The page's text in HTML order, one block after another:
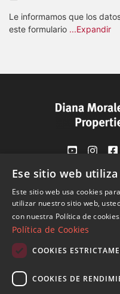
Le informamos que los
este formulario ...Expandir
Av.
1st
Tel:
Ese sitio web
Este sitio web usa cookies
utilizar nuestro sitio web,
con nuestra Política de
Política de Cookies
COOKIES
COOKIES DE